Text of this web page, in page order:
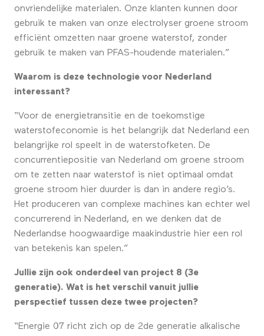
onvriendelijke materialen. Onze klanten kunnen door
gebruik te maken van onze electrolyser groene stroom
efficiënt omzetten naar groene waterstof, zonder
gebruik te maken van PFAS-houdende materialen.”
Waarom is deze technologie voor Nederland
interessant?
“Voor de energietransitie en de toekomstige
waterstofeconomie is het belangrijk dat Nederland een
belangrijke rol speelt in de waterstofketen. De
concurrentiepositie van Nederland om groene stroom
om te zetten naar waterstof is niet optimaal omdat
groene stroom hier duurder is dan in andere regio’s.
Het produceren van complexe machines kan echter wel
concurrerend in Nederland, en we denken dat de
Nederlandse hoogwaardige maakindustrie hier een rol
van betekenis kan spelen.”
Jullie zijn ook onderdeel van project 8 (3e
generatie). Wat is het verschil vanuit jullie
perspectief tussen deze twee projecten?
“Energie 07 richt zich op de 2de generatie alkalische